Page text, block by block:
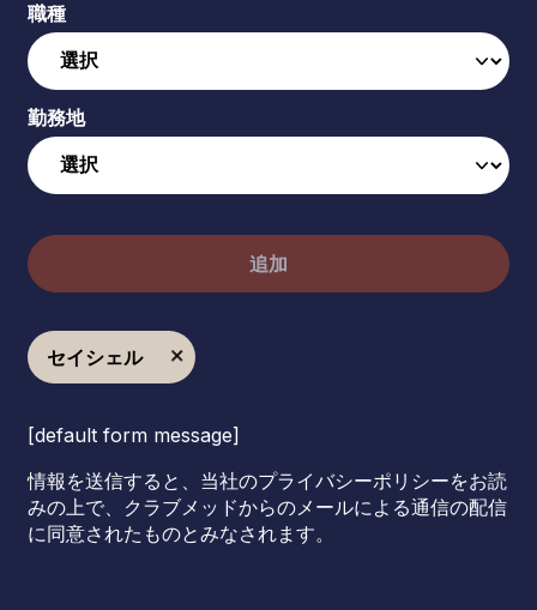
職種
勤務地
追加
セイシェル
[default form message]
情報を送信すると、当社のプライバシーポリシーをお読
みの上で、クラブメッドからのメールによる通信の配信
に同意されたものとみなされます。